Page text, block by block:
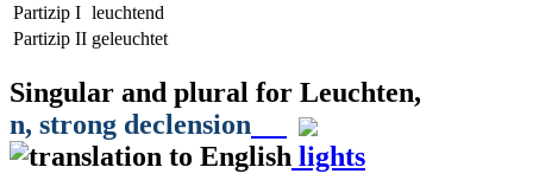
Partizip I leuchtend
Partizip II geleuchtet
Singular and plural for Leuchten,
n, strong declension
lights